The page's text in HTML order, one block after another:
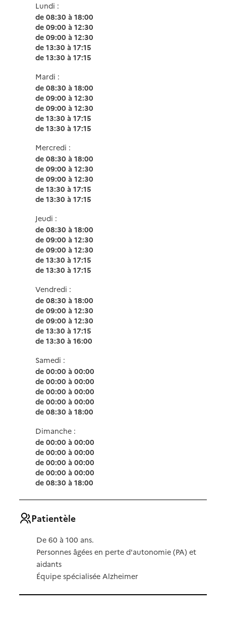
Lundi :
de 08:30 à 18:00
de 09:00 à 12:30
de 09:00 à 12:30
de 13:30 à 17:15
de 13:30 à 17:15
Mardi :
de 08:30 à 18:00
de 09:00 à 12:30
de 09:00 à 12:30
de 13:30 à 17:15
de 13:30 à 17:15
Mercredi :
de 08:30 à 18:00
de 09:00 à 12:30
de 09:00 à 12:30
de 13:30 à 17:15
de 13:30 à 17:15
Jeudi :
de 08:30 à 18:00
de 09:00 à 12:30
de 09:00 à 12:30
de 13:30 à 17:15
de 13:30 à 17:15
Vendredi :
de 08:30 à 18:00
de 09:00 à 12:30
de 09:00 à 12:30
de 13:30 à 17:15
de 13:30 à 16:00
Samedi :
de 00:00 à 00:00
de 00:00 à 00:00
de 00:00 à 00:00
de 00:00 à 00:00
de 08:30 à 18:00
Dimanche :
de 00:00 à 00:00
de 00:00 à 00:00
de 00:00 à 00:00
de 00:00 à 00:00
de 08:30 à 18:00
Patientèle
De 60 à 100 ans.
Personnes âgées en perte d'autonomie (PA) et
aidants
Équipe spécialisée Alzheimer